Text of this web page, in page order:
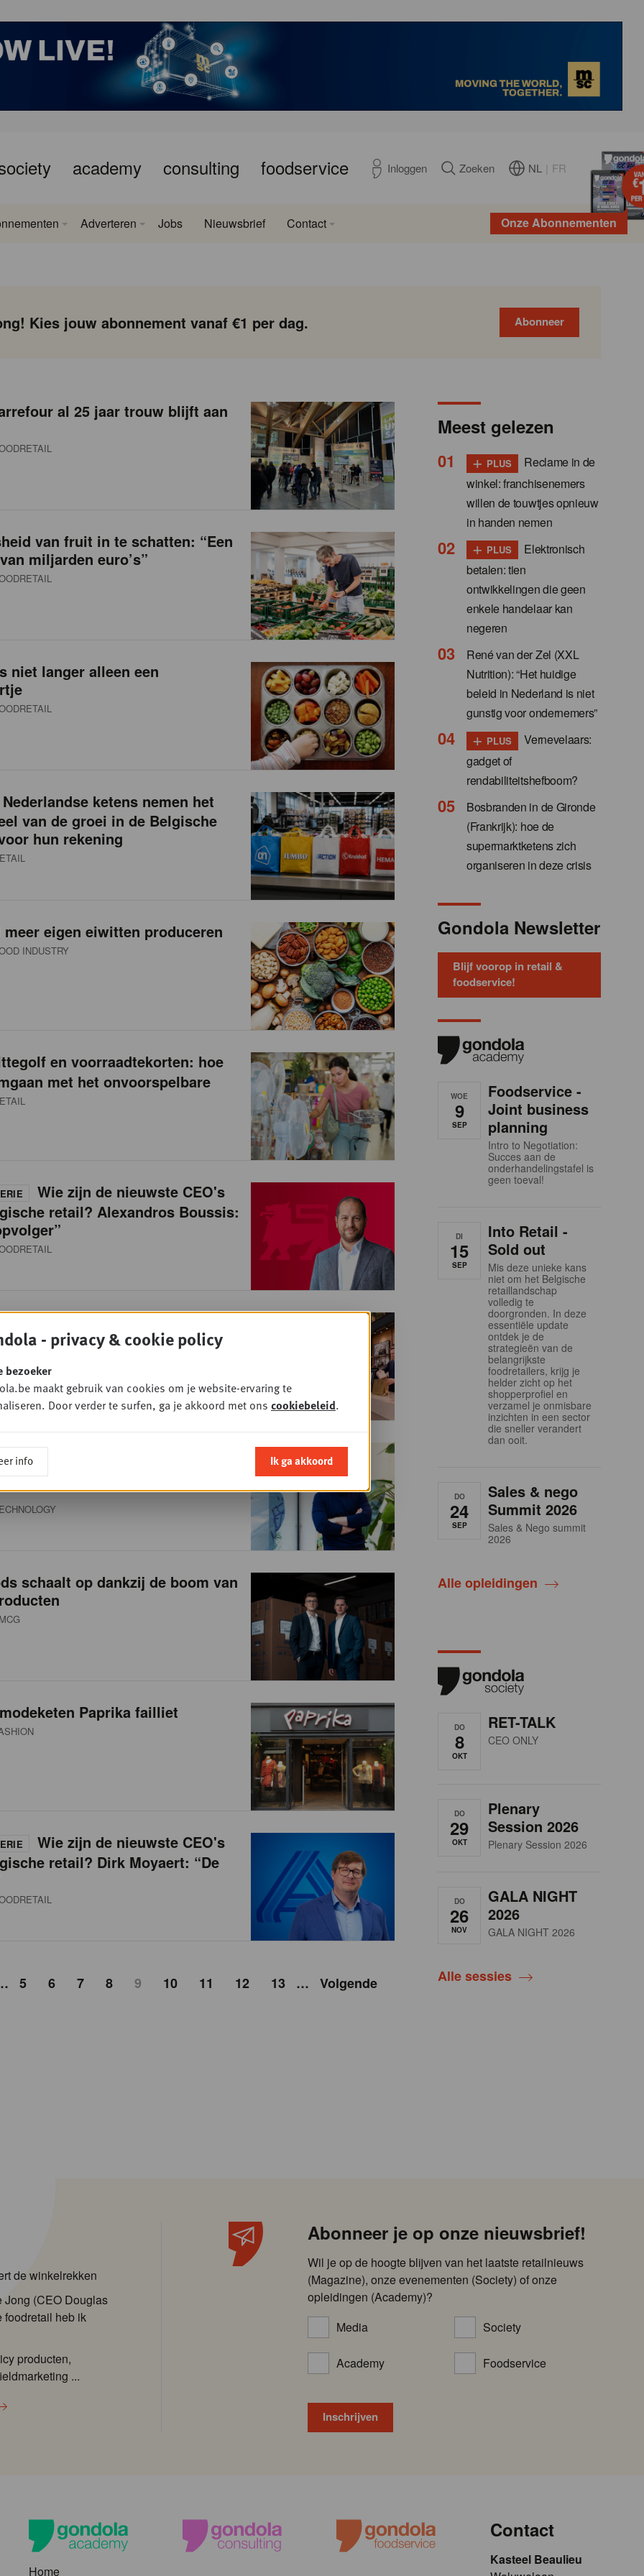
academy consulting foodservice Inloggen Zoeken NL FR
Onze Abonnementen
Adverteren Jobs Nieuwsbrief Contact
Kies jouw abonnement vanaf €1 per dag. Abonneer
al 25 jaar trouw blijft aan
van fruit in te schatten: “Een
miljarden euro’s”
niet langer alleen een
Nederlandse ketens nemen het
van de groei in de Belgische
hun rekening
eigen eiwitten produceren
INDUSTRY
en voorraadtekorten: hoe
met het onvoorspelbare
Wie zijn de nieuwste CEO's
retail? Alexandros Boussis:
platform: waarom payments de
retail zijn
“Generatieve AI lijkt
wapens, even krachtig als
schaalt op dankzij de boom van
Paprika failliet
Wie zijn de nieuwste CEO's
retail? Dirk Moyaert: “De
5 6 7 8 9 10 11 12 13 … Volgende
Meest gelezen
+ PLUS
Reclame in de
winkel: franchisenemers
willen de touwtjes opnieuw
in handen nemen
+ PLUS
Elektronisch
betalen: tien
ontwikkelingen die geen
enkele handelaar kan
negeren
René van der Zel (XXL
Nutrition): “Het huidige
beleid in Nederland is niet
gunstig voor ondernemers”
+ PLUS
Vernevelaars:
gadget of
rendabiliteitshefboom?
Bosbranden in de Gironde
(Frankrijk): hoe de
supermarktketens zich
organiseren in deze crisis
Gondola Newsletter
Blijf voorop in retail &
foodservice!
WOE
9
SEP
Foodservice -
Joint business
planning
Intro to Negotiation:
Succes aan de
onderhandelingstafel is
geen toeval!
DI
15
SEP
Into Retail -
Sold out
Mis deze unieke kans
niet om het Belgische
retaillandschap
volledig te
doorgronden. In deze
essentiële update
ontdek je de
strategieën van de
belangrijkste
foodretailers, krijg je
helder zicht op het
shopperprofiel en
verzamel je onmisbare
inzichten in een sector
die sneller verandert
dan ooit.
DO
24
SEP
Sales & nego
Summit 2026
Sales & Nego summit
2026
Alle opleidingen
DO
8
OKT
RET-TALK
CEO ONLY
DO
29
OKT
Plenary
Session 2026
Plenary Session 2026
DO
26
NOV
GALA NIGHT
2026
GALA NIGHT 2026
Alle sessies
de winkelrekken
Jong (CEO Douglas
foodretail heb ik
producten,
...
Abonneer je op onze nieuwsbrief!
Wil je op de hoogte blijven van het laatste retailnieuws
(Magazine), onze evenementen (Society) of onze
opleidingen (Academy)?
Media
Society
Academy Foodservice
Home
Contact
Kasteel Beaulieu
- privacy & cookie policy
bezoeker
maakt gebruik van cookies om je website-ervaring te
Door verder te surfen, ga je akkoord met ons cookiebeleid.
info Ik ga akkoord